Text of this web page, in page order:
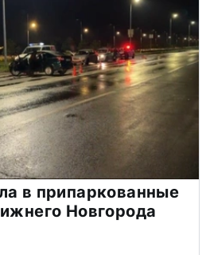
в припаркованные
Новгорода